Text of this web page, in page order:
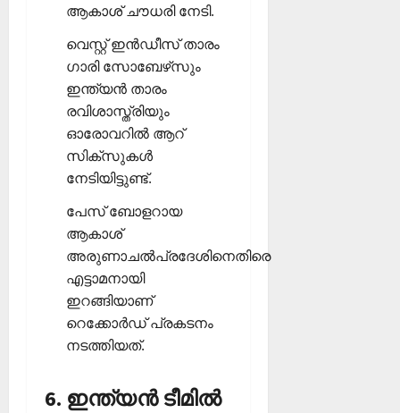
ആകാശ് ചൗധരി നേടി.
വെസ്റ്റ് ഇന്‍ഡീസ് താരം
ഗാരി സോബേഴ്‌സും
ഇന്ത്യന്‍ താരം
രവിശാസ്ത്രിയും
ഓരോവറില്‍ ആറ്
സിക്‌സുകള്‍
നേടിയിട്ടുണ്ട്.
പേസ് ബോളറായ
ആകാശ്
അരുണാചല്‍പ്രദേശിനെതിരെ
എട്ടാമനായി
ഇറങ്ങിയാണ്
റെക്കോര്‍ഡ് പ്രകടനം
നടത്തിയത്.
6. ഇന്ത്യന്‍ ടീമില്‍